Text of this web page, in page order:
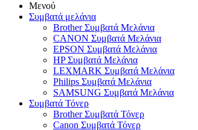
Μενού
Συμβατά μελάνια
Brother Συμβατά Μελάνια
CANON Συμβατά Μελάνια
EPSON Συμβατά Μελάνια
HP Συμβατά Μελάνια
LEXMARK Συμβατά Μελάνια
Philips Συμβατά Μελάνια
SAMSUNG Συμβατά Μελάνια
Συμβατά Τόνερ
Brother Συμβατά Τόνερ
Canon Συμβατά Τόνερ